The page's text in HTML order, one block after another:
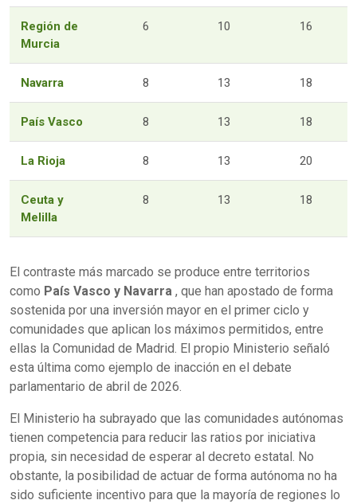
Región de
Murcia
6 10 16
Navarra 8 13 18
País Vasco 8 13 18
La Rioja 8 13 20
Ceuta y
Melilla
8 13 18
El contraste más marcado se produce entre territorios
como País Vasco y Navarra , que han apostado de forma
sostenida por una inversión mayor en el primer ciclo y
comunidades que aplican los máximos permitidos, entre
ellas la Comunidad de Madrid. El propio Ministerio señaló
esta última como ejemplo de inacción en el debate
parlamentario de abril de 2026.
El Ministerio ha subrayado que las comunidades autónomas
tienen competencia para reducir las ratios por iniciativa
propia, sin necesidad de esperar al decreto estatal. No
obstante, la posibilidad de actuar de forma autónoma no ha
sido suficiente incentivo para que la mayoría de regiones lo